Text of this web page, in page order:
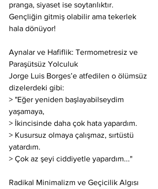
pranga, siyaset ise soytarılıktır.
Gençliğin gitmiş olabilir ama tekerlek
hala dönüyor!
Aynalar ve Hafiflik: Termometresiz ve
Paraşütsüz Yolculuk
Jorge Luis Borges’e atfedilen o ölümsüz
dizelerdeki gibi:
> "Eğer yeniden başlayabilseydim
yaşamaya,
> İkincisinde daha çok hata yapardım.
> Kusursuz olmaya çalışmaz, sırtüstü
yatardım.
> Çok az şeyi ciddiyetle yapardım..."
Radikal Minimalizm ve Geçicilik Algısı